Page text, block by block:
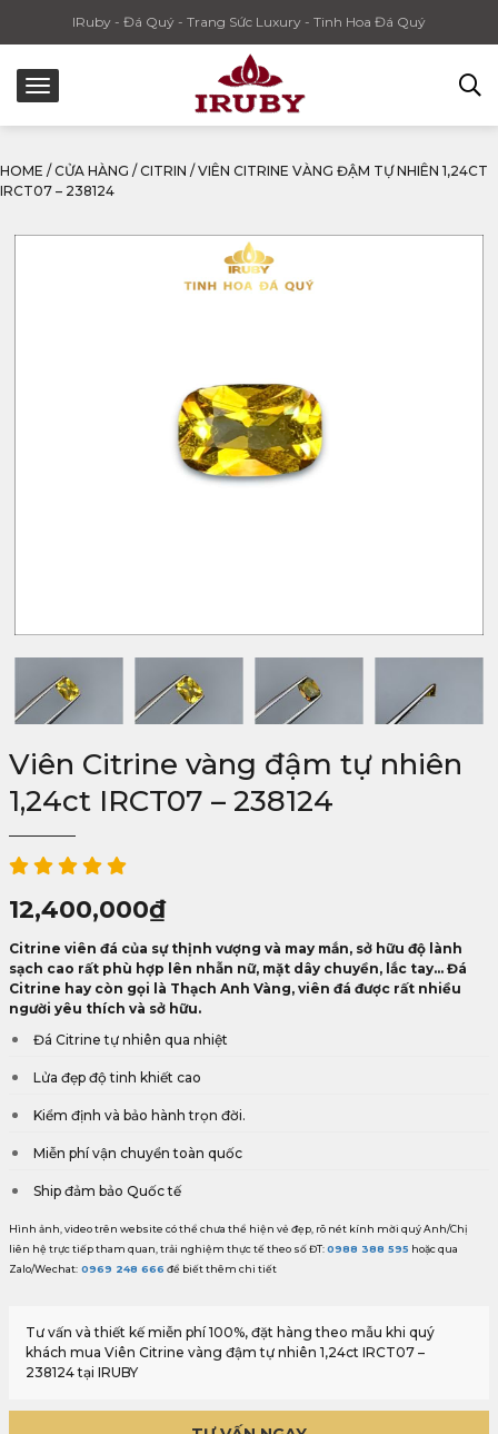
IRuby - Đá Quý - Trang Sức Luxury - Tinh Hoa Đá Quý
HOME / CỬA HÀNG / CITRIN / VIÊN CITRINE VÀNG ĐẬM TỰ NHIÊN 1,24CT
IRCT07 – 238124
Viên Citrine vàng đậm tự nhiên
1,24ct IRCT07 – 238124
12,400,000₫
Citrine viên đá của sự thịnh vượng và may mắn, sở hữu độ lành
sạch cao rất phù hợp lên nhẫn nữ, mặt dây chuyền, lắc tay... Đá
Citrine hay còn gọi là Thạch Anh Vàng, viên đá được rất nhiều
người yêu thích và sở hữu.
Đá Citrine tự nhiên qua nhiệt
Lửa đẹp độ tinh khiết cao
Kiểm định và bảo hành trọn đời.
Miễn phí vận chuyển toàn quốc
Ship đảm bảo Quốc tế
Hình ảnh, video trên website có thể chưa thể hiện vẻ đẹp, rõ nét kính mời quý Anh/Chị
liên hệ trực tiếp tham quan, trải nghiệm thực tế theo số ĐT:0988 388 595 hoặc qua
Zalo/Wechat: 0969 248 666 để biết thêm chi tiết
Tư vấn và thiết kế miễn phí 100%, đặt hàng theo mẫu khi quý
khách mua Viên Citrine vàng đậm tự nhiên 1,24ct IRCT07 –
238124 tại IRUBY